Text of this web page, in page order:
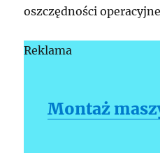
oszczędności
Reklama
Montaż